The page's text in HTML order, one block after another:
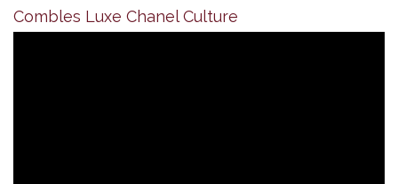
Combles Luxe Chanel Culture